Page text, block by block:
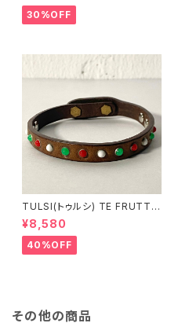
30%OFF
TULSI(トゥルシ) TE FRUTTI
NO BIANCO ROSSO VERDE
¥8,580
40%OFF
その他の商品